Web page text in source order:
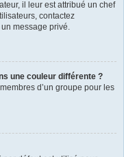
il leur est attribué un chef
contactez
message privé.
une couleur différente ?
d’un groupe pour les